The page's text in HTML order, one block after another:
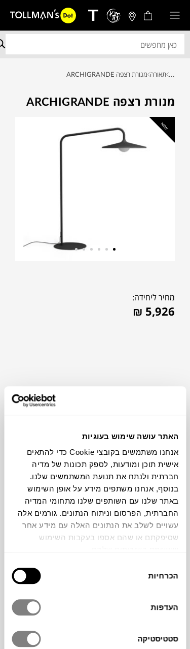
האתר עושה שימוש בעוגיות
אנחנו משתמשים בקובצי Cookie כדי להתאים
אישית תוכן ומודעות, לספק תכונות של מדיה
חברתית ולנתח את תנועת המשתמשים שלנו.
בנוסף, אנחנו משתפים מידע על אופן השימוש
באתר שלנו עם השותפים שלנו מתחומי המדיה
החברתית, הפרסום וניתוח הנתונים. גורמים אלה
עשויים לשלב את הנתונים האלה עם מידע אחר
שסיפקתם או שהם אספו בעקבות השימוש
הסכמה
הכרחיות
העדפות
סטטיסטיקה
... תאורה מנורת רצפה ARCHIGRANDE
מנורת רצפה ARCHIGRANDE
NEW
מחיר ליחידה:
₪ 5,926
תוכלו למצוא אותי ב:
צבעים
FATBOY
היא מנורת חוץ גדולה, המעוצבת בקו
נקי היוצר נוכחות מרשימה מעל אזורי ישיבה
ואירוח. עשויה שילוב של אלומיניום ופלדה
עמידים, עם אהיל מחורר המפזר אור רך ואחיד